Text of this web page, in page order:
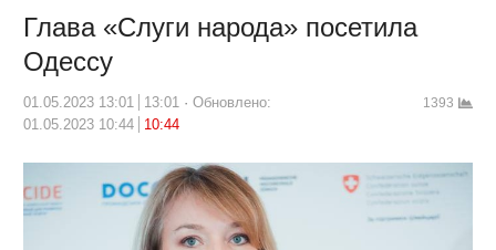
Глава «Слуги народа» посетила
Одессу
01.05.2023 13:01 13:01
Обновлено:
01.05.2023 10:44
10:44
1393